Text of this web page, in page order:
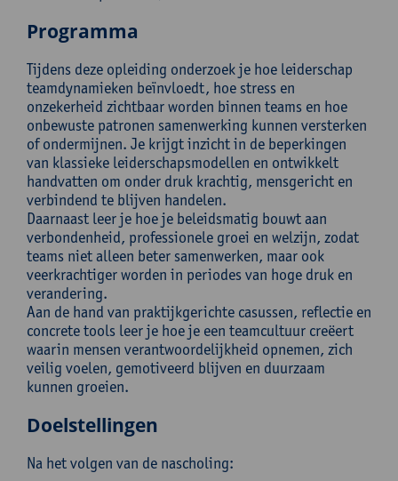
Programma
Tijdens deze opleiding onderzoek je hoe leiderschap
teamdynamieken beïnvloedt, hoe stress en
onzekerheid zichtbaar worden binnen teams en hoe
onbewuste patronen samenwerking kunnen versterken
of ondermijnen. Je krijgt inzicht in de beperkingen
van klassieke leiderschapsmodellen en ontwikkelt
handvatten om onder druk krachtig, mensgericht en
verbindend te blijven handelen.
Daarnaast leer je hoe je beleidsmatig bouwt aan
verbondenheid, professionele groei en welzijn, zodat
teams niet alleen beter samenwerken, maar ook
veerkrachtiger worden in periodes van hoge druk en
verandering.
Aan de hand van praktijkgerichte casussen, reflectie en
concrete tools leer je hoe je een teamcultuur creëert
waarin mensen verantwoordelijkheid opnemen, zich
veilig voelen, gemotiveerd blijven en duurzaam
kunnen groeien.
Doelstellingen
Na het volgen van de nascholing: